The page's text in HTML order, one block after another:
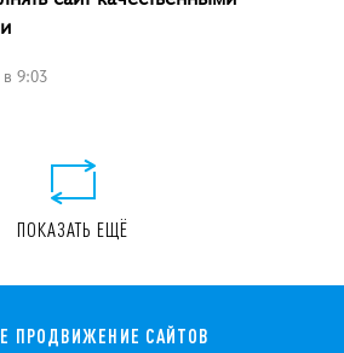
9:03
ПОКАЗАТЬ ЕЩЁ
ПРОДВИЖЕНИЕ САЙТОВ